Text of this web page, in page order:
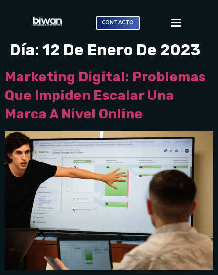
CONTACTO
Día: 12 De Enero De 2023
Marketing Digital: Problemas
Que Impiden Escalar Una
Marca A Nivel Online